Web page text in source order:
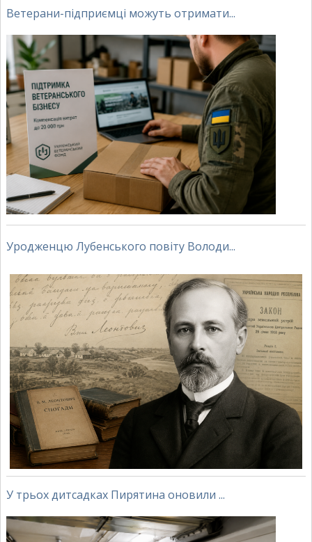
Ветерани-підприємці можуть отримати...
Уродженцю Лубенського повіту Володи...
У трьох дитсадках Пирятина оновили ...